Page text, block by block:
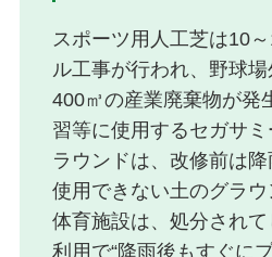
スポーツ用人工芝は10
ル工事が行われ、野球
400㎥の産業廃棄物が発
習等に使用するセガサ
ラウンドは、改修前は降
使用できない土のグラ
体育施設は、処分され
利用で“降雨後もすぐに